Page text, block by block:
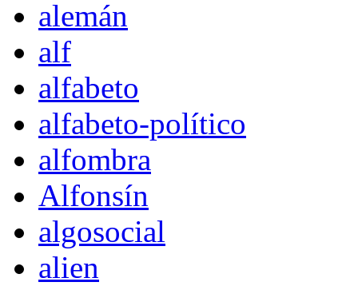
alemán
alf
alfabeto
alfabeto-político
alfombra
Alfonsín
algosocial
alien